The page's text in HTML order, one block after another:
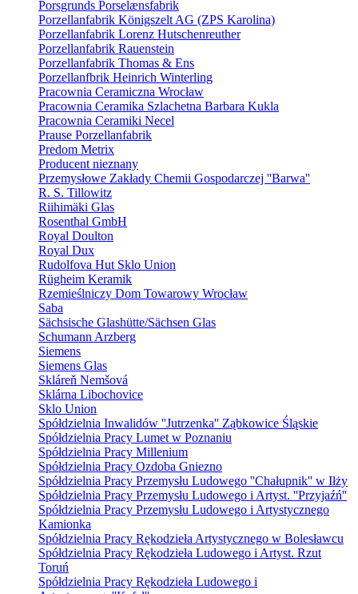
Porsgrunds Porselænsfabrik
Porzellanfabrik Königszelt AG (ZPS Karolina)
Porzellanfabrik Lorenz Hutschenreuther
Porzellanfabrik Rauenstein
Porzellanfabrik Thomas & Ens
Porzellanfbrik Heinrich Winterling
Pracownia Ceramiczna Wrocław
Pracownia Ceramika Szlachetna Barbara Kukla
Pracownia Ceramiki Necel
Prause Porzellanfabrik
Predom Metrix
Producent nieznany
Przemysłowe Zakłady Chemii Gospodarczej ''Barwa''
R. S. Tillowitz
Riihimäki Glas
Rosenthal GmbH
Royal Doulton
Royal Dux
Rudolfova Hut Sklo Union
Rügheim Keramik
Rzemieślniczy Dom Towarowy Wrocław
Saba
Sächsische Glashütte/Sächsen Glas
Schumann Arzberg
Siemens
Siemens Glas
Skláreň Nemšová
Sklárna Libochovice
Sklo Union
Spółdzielnia Inwalidów ''Jutrzenka'' Ząbkowice Śląskie
Spółdzielnia Pracy Lumet w Poznaniu
Spółdzielnia Pracy Millenium
Spółdzielnia Pracy Ozdoba Gniezno
Spółdzielnia Pracy Przemysłu Ludowego ''Chałupnik'' w Iłży
Spółdzielnia Pracy Przemysłu Ludowego i Artyst. ''Przyjaźń''
Spółdzielnia Pracy Przemysłu Ludowego i Artystycznego
Kamionka
Spółdzielnia Pracy Rękodzieła Artystycznego w Bolesławcu
Spółdzielnia Pracy Rękodzieła Ludowego i Artyst. Rzut
Toruń
Spółdzielnia Pracy Rękodzieła Ludowego i